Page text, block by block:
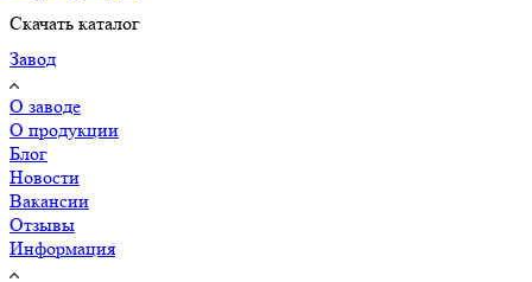
Скачать каталог
Завод
О заводе
О продукции
Блог
Новости
Вакансии
Отзывы
Информация